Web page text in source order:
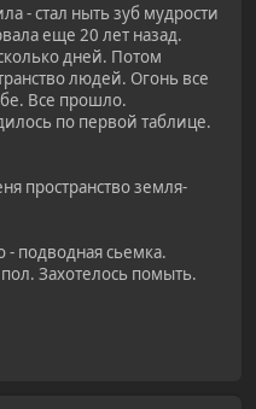
- стал ныть зуб мудрости
еще 20 лет назад.
дней. Потом
людей. Огонь все
Все прошло.
по первой таблице.
пространство земля-
- подводная сьемка.
Захотелось помыть.